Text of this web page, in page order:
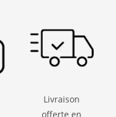
Livraison
offerte en